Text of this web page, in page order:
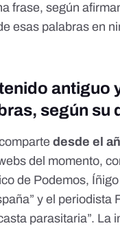
frase, según
esas palabras en
antiguo
según su
desde el
del momento,
de Podemos,
y el
parasitaria”.